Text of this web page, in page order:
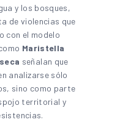
y los bosques,
de violencias que
con el modelo
Maristella
señalan que
analizarse sólo
sino como parte
territorial y